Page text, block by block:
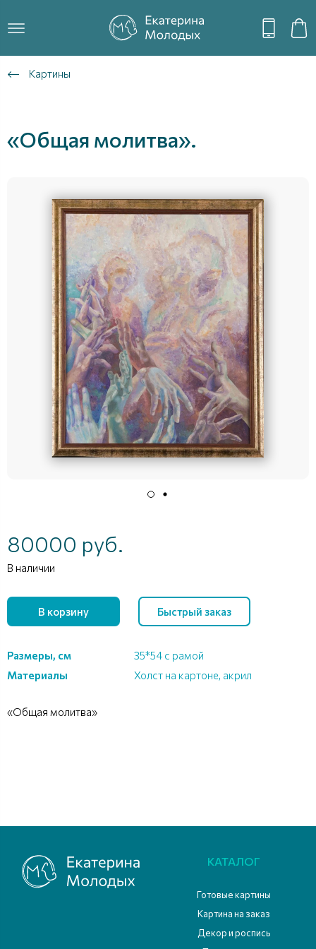
Картины
«Общая молитва».
80000 руб.
В наличии
В корзину Быстрый заказ
Размеры, см
35*54 с рамой
Материалы
Холст на картоне, акрил
«Общая молитва»
КАТАЛОГ
Готовые картины
Картина на заказ
Декор и роспись